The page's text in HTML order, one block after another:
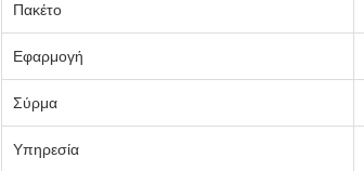
Πακέτο
Εφαρμογή
Σύρμα
Υπηρεσία